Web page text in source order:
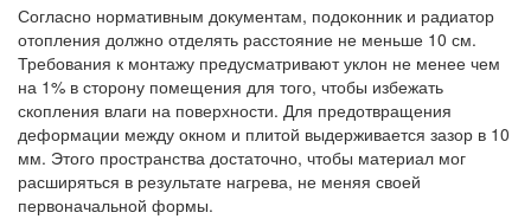
Согласно нормативным документам, подоконник и радиатор
отопления должно отделять расстояние не меньше 10 см.
Требования к монтажу предусматривают уклон не менее чем
на 1% в сторону помещения для того, чтобы избежать
скопления влаги на поверхности. Для предотвращения
деформации между окном и плитой выдерживается зазор в 10
мм. Этого пространства достаточно, чтобы материал мог
расширяться в результате нагрева, не меняя своей
первоначальной формы.